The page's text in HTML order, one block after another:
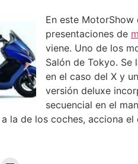
En este
presentaciones de
viene. Uno de los
Salón de Tokyo.
en el caso del X y
versión deluxe
secuencial en el
la de los coches, acciona